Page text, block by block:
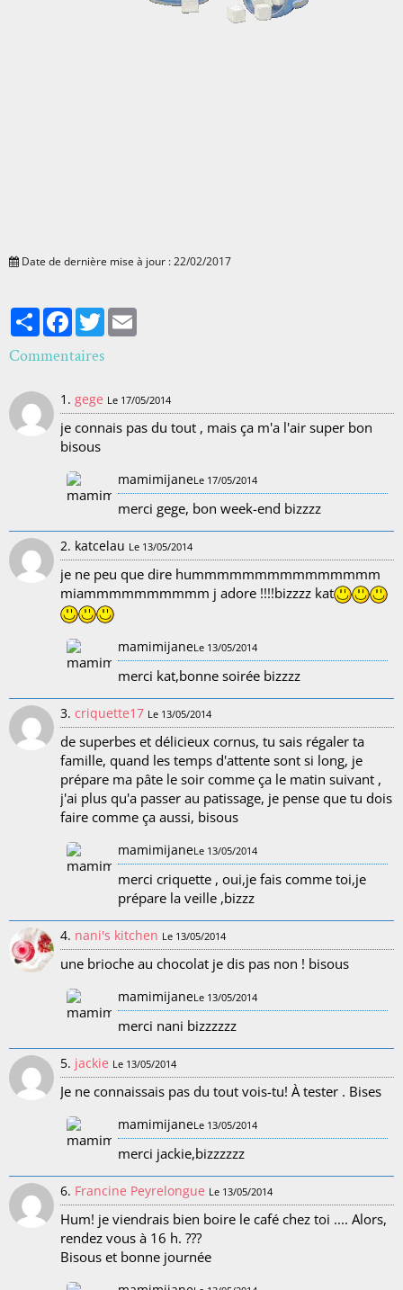
Date de dernière mise à jour : 22/02/2017
PartagerFacebook
Twitter
Commentaires
1. gege Le 17/05/2014
je connais pas du tout , mais ça m'a l'air super bon
bisous
mamimijaneLe 17/05/2014
merci gege, bon week-end bizzzz
2. katcelau Le 13/05/2014
je ne peu que dire hummmmmmmmmmmmmmm
miammmmmmmmmm j adore !!!!bizzzz kat
mamimijaneLe 13/05/2014
merci kat,bonne soirée bizzzz
3. criquette17 Le 13/05/2014
de superbes et délicieux cornus, tu sais régaler ta
famille, quand les temps d'attente sont si long, je
prépare ma pâte le soir comme ça le matin suivant ,
j'ai plus qu'a passer au patissage, je pense que tu dois
faire comme ça aussi, bisous
mamimijaneLe 13/05/2014
merci criquette , oui,je fais comme toi,je
prépare la veille ,bizzz
4. nani's kitchen Le 13/05/2014
une brioche au chocolat je dis pas non ! bisous
mamimijaneLe 13/05/2014
merci nani bizzzzzz
5. jackie Le 13/05/2014
Je ne connaissais pas du tout vois-tu! À tester . Bises
mamimijaneLe 13/05/2014
merci jackie,bizzzzzz
6. Francine Peyrelongue Le 13/05/2014
Hum! je viendrais bien boire le café chez toi .... Alors,
rendez vous à 16 h. ???
Bisous et bonne journée